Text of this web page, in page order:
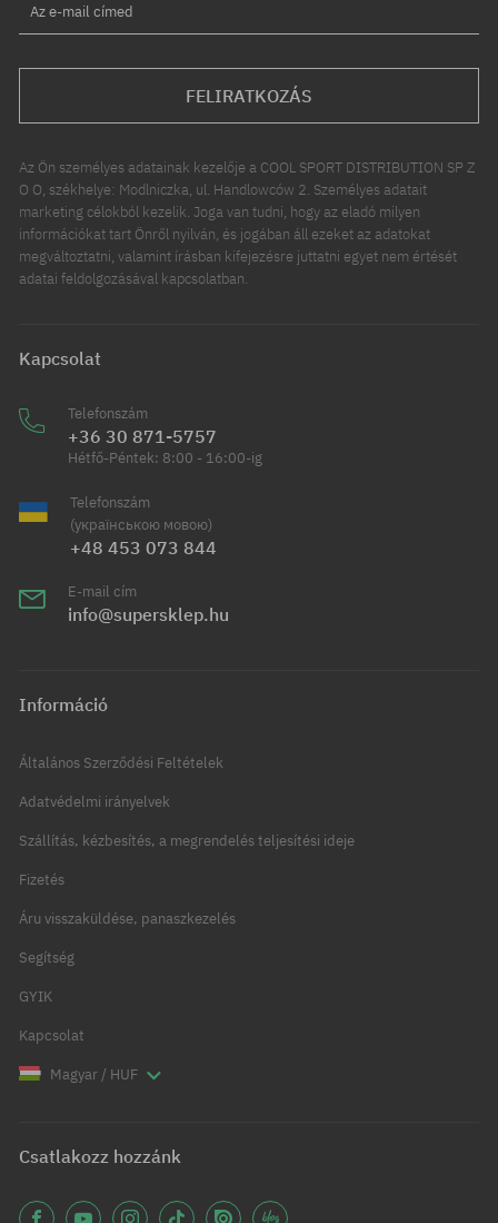
Az e-mail címed
FELIRATKOZÁS
Az Ön személyes adatainak kezelője a COOL SPORT DISTRIBUTION SP Z
O O, székhelye: Modlniczka, ul. Handlowców 2. Személyes adatait
marketing célokból kezelik. Joga van tudni, hogy az eladó milyen
információkat tart Önről nyilván, és jogában áll ezeket az adatokat
megváltoztatni, valamint írásban kifejezésre juttatni egyet nem értését
adatai feldolgozásával kapcsolatban.
Kapcsolat
Telefonszám
+36 30 871-5757
Hétfő-Péntek: 8:00 - 16:00-ig
Telefonszám
(українською мовою)
+48 453 073 844
E-mail cím
info@supersklep.hu
Információ
Általános Szerződési Feltételek
Adatvédelmi irányelvek
Szállítás, kézbesítés, a megrendelés teljesítési ideje
Fizetés
Áru visszaküldése, panaszkezelés
Segítség
GYIK
Kapcsolat
Magyar / HUF
Csatlakozz hozzánk